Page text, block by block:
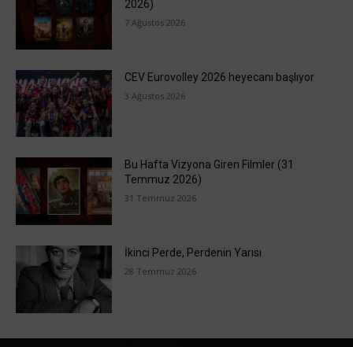
2026)
7 Ağustos 2026
CEV Eurovolley 2026 heyecanı başlıyor
3 Ağustos 2026
Bu Hafta Vizyona Giren Filmler (31
Temmuz 2026)
31 Temmuz 2026
İkinci Perde, Perdenin Yarısı
28 Temmuz 2026